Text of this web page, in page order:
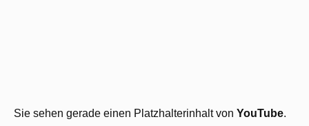
Sie sehen gerade einen Platzhalterinhalt von YouTube.